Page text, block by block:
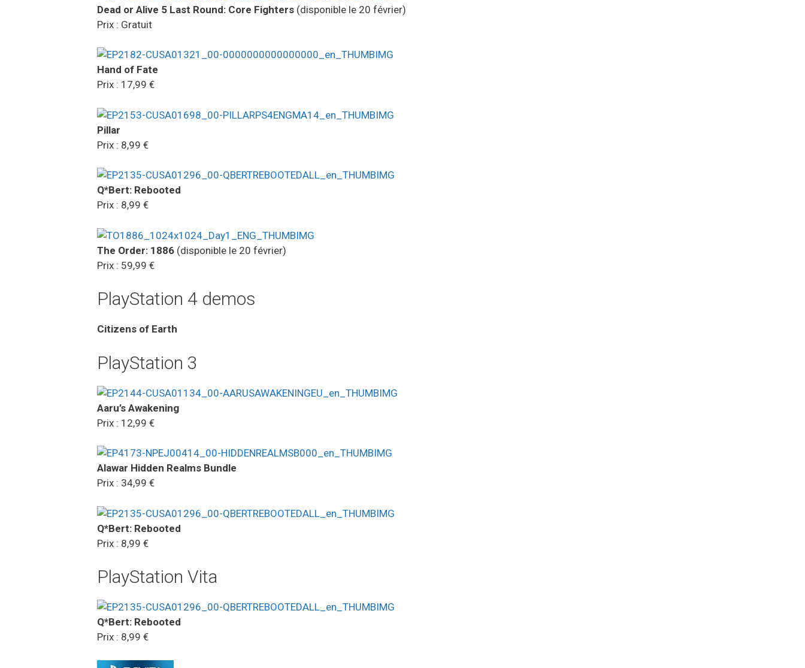
Dead or Alive 5 Last Round: Core Fighters (disponible le 20 février)
Prix : Gratuit
Hand of Fate
Prix : 17,99 €
Pillar
Prix : 8,99 €
Q*Bert: Rebooted
Prix : 8,99 €
The Order: 1886 (disponible le 20 février)
Prix : 59,99 €
PlayStation 4 demos
Citizens of Earth
PlayStation 3
Aaru’s Awakening
Prix : 12,99 €
Alawar Hidden Realms Bundle
Prix : 34,99 €
Q*Bert: Rebooted
Prix : 8,99 €
PlayStation Vita
Q*Bert: Rebooted
Prix : 8,99 €